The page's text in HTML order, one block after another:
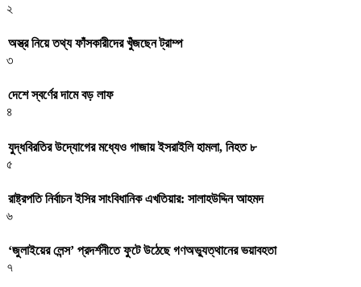
২
অস্ত্র নিয়ে তথ্য ফাঁসকারীদের খুঁজছেন ট্রাম্প
৩
দেশে স্বর্ণের দামে বড় লাফ
৪
যুদ্ধবিরতির উদ্যোগের মধ্যেও গাজায় ইসরাইলি হামলা, নিহত ৮
৫
রাষ্ট্রপতি নির্বাচন ইসির সাংবিধানিক এখতিয়ার: সালাহউদ্দিন আহমদ
৬
‘জুলাইয়ের লেন্স’ প্রদর্শনীতে ফুটে উঠেছে গণঅভ্যুত্থানের ভয়াবহতা
৭